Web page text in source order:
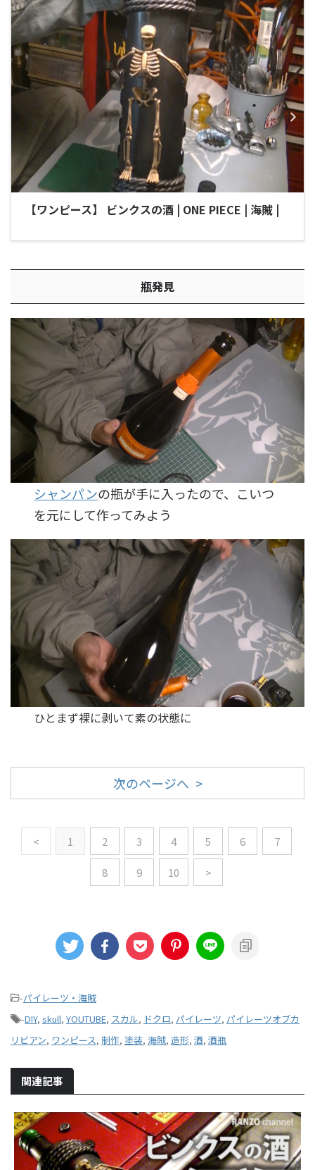
【ワンピース】 ビンクスの酒 | ONE PIECE | 海賊 |
瓶発見
シャンパンの瓶が手に入ったので、こいつ
を元にして作ってみよう
ひとまず裸に剥いて素の状態に
次のページへ >
< 1 2 3 4 5 6 7
8 9 10 >
-パイレーツ・海賊
-DIY, skull, YOUTUBE, スカル, ドクロ, パイレーツ, パイレーツオブカ
リビアン, ワンピース, 制作, 塗装, 海賊, 造形, 酒, 酒瓶
関連記事